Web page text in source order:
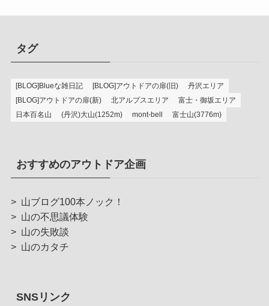
タグ
[BLOG]Blueな雑日記 [BLOG]アウトドアの扉(旧)
丹沢エリア
[BLOG]アウトドアの扉(新)
北アルプスエリア
富士・御坂エリア
日本百名山
(丹沢)大山(1252m) mont-bell 富士山(3776m)
おすすめのアウトドア企画
> 山ブログ100本ノック！
> 山の不思議体験
> 山の失敗談
> 山のカタチ
SNSリンク